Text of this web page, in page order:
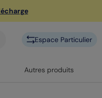
Espace Particulier
Autres produits